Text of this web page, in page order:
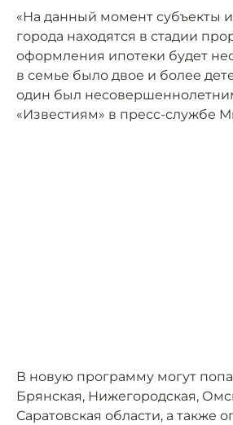
«На данный момент субъекты
города находятся в стадии
оформления ипотеки будет
в семье было двое и более
один был
«Известиям» в пресс-службе
В новую программу могут
Брянская, Нижегородская,
Саратовская области, а также